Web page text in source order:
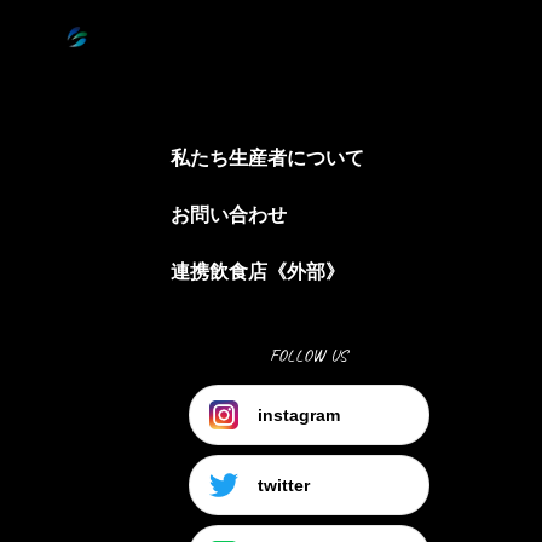
私たち生産者について
お問い合わせ
連携飲食店《外部》
FOLLOW US
instagram
twitter